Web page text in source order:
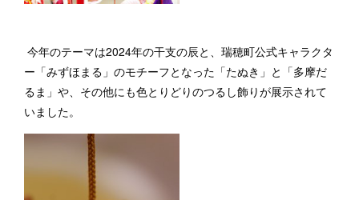
今年のテーマは2024年の干支の辰と、瑞穂町公式キャラクタ
ー「みずほまる」のモチーフとなった「たぬき」と「多摩だ
るま」や、その他にも色とりどりのつるし飾りが展示されて
いました。